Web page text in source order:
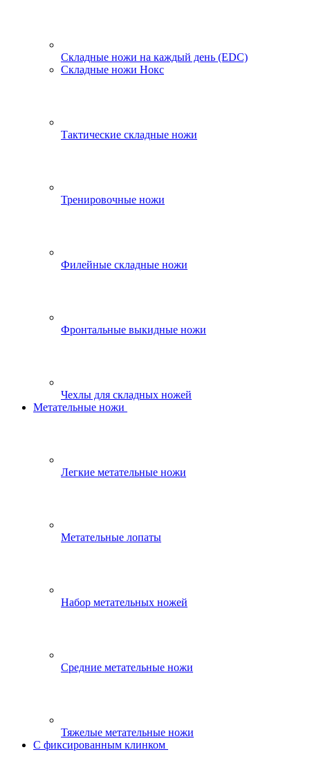
Складные ножи на каждый день (EDC)
Складные ножи Нокс
Тактические складные ножи
Тренировочные ножи
Филейные складные ножи
Фронтальные выкидные ножи
Чехлы для складных ножей
Метательные ножи
Легкие метательные ножи
Метательные лопаты
Набор метательных ножей
Средние метательные ножи
Тяжелые метательные ножи
С фиксированным клинком